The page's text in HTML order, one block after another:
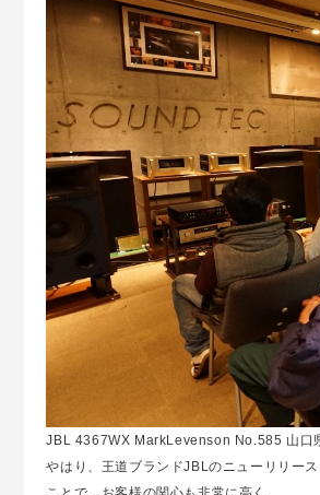
JBL 4367WX MarkLevenson No.585 山口
やはり、王道ブランドJBLのニューリリー